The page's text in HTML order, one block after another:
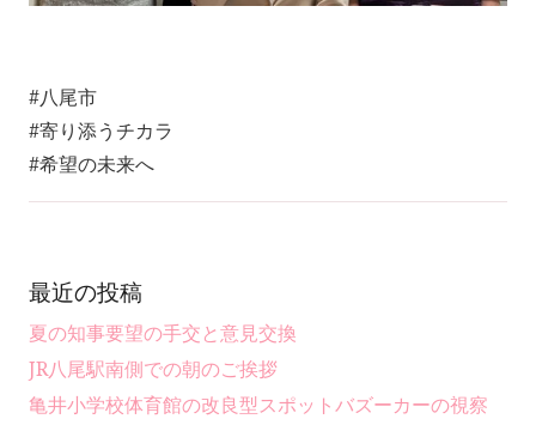
#八尾市
#寄り添うチカラ
#希望の未来へ
最近の投稿
夏の知事要望の手交と意見交換
JR八尾駅南側での朝のご挨拶
亀井小学校体育館の改良型スポットバズーカーの視察